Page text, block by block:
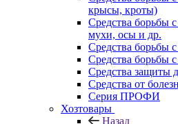
крысы, кроты)
Средства борьбы
мухи, осы и др.
Средства борьбы
Средства борьбы
Средства защиты
Средства от
Серия ПРОФИ
Хозтовары
Назад